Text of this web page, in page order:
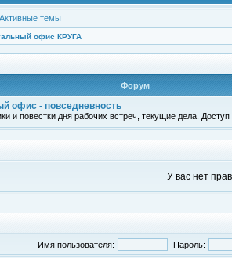
Активные темы
офис КРУГА
Форум
офис - повседневность
и повестки дня рабочих встреч, текущие дела.
У вас нет
Имя пользователя: Пароль: